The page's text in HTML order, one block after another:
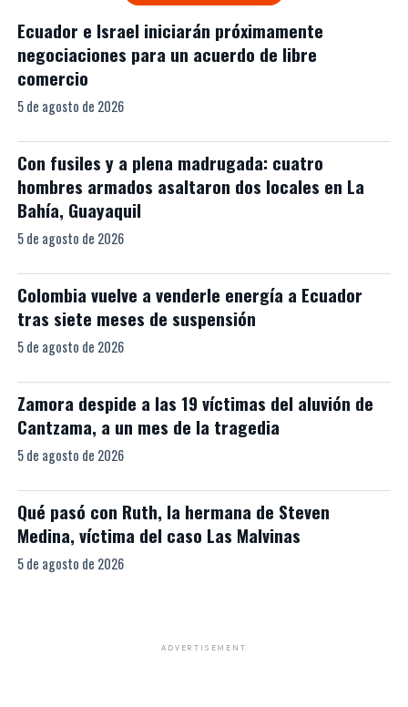
Ecuador e Israel iniciarán próximamente
negociaciones para un acuerdo de libre
comercio
5 de agosto de 2026
Con fusiles y a plena madrugada: cuatro
hombres armados asaltaron dos locales en La
Bahía, Guayaquil
5 de agosto de 2026
Colombia vuelve a venderle energía a Ecuador
tras siete meses de suspensión
5 de agosto de 2026
Zamora despide a las 19 víctimas del aluvión de
Cantzama, a un mes de la tragedia
5 de agosto de 2026
Qué pasó con Ruth, la hermana de Steven
Medina, víctima del caso Las Malvinas
5 de agosto de 2026
ADVERTISEMENT